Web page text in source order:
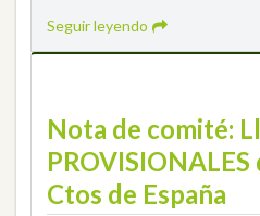
Seguir leyendo
Nota de comité:
PROVISIONALES
Ctos de España